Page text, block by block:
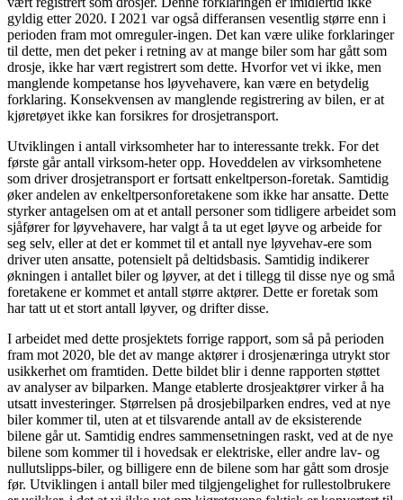
gyldig etter 2020. I 2021 var også differansen vesentlig større enn i
perioden fram mot omreguler-ingen. Det kan være ulike forklaringer
til dette, men det peker i retning av at mange biler som har gått som
drosje, ikke har vært registrert som dette. Hvorfor vet vi ikke, men
manglende kompetanse hos løyvehavere, kan være en betydelig
forklaring. Konsekvensen av manglende registrering av bilen, er at
kjøretøyet ikke kan forsikres for drosjetransport.
Utviklingen i antall virksomheter har to interessante trekk. For det
første går antall virksom-heter opp. Hoveddelen av virksomhetene
som driver drosjetransport er fortsatt enkeltperson-foretak. Samtidig
øker andelen av enkeltpersonforetakene som ikke har ansatte. Dette
styrker antagelsen om at et antall personer som tidligere arbeidet som
sjåfører for løyvehavere, har valgt å ta ut eget løyve og arbeide for
seg selv, eller at det er kommet til et antall nye løyvehav-ere som
driver uten ansatte, potensielt på deltidsbasis. Samtidig indikerer
økningen i antallet biler og løyver, at det i tillegg til disse nye og små
foretakene er kommet et antall større aktører. Dette er foretak som
har tatt ut et stort antall løyver, og drifter disse.
I arbeidet med dette prosjektets forrige rapport, som så på perioden
fram mot 2020, ble det av mange aktører i drosjenæringa utrykt stor
usikkerhet om framtiden. Dette bildet blir i denne rapporten støttet
av analyser av bilparken. Mange etablerte drosjeaktører virker å ha
utsatt investeringer. Størrelsen på drosjebilparken endres, ved at nye
biler kommer til, uten at et tilsvarende antall av de eksisterende
bilene går ut. Samtidig endres sammensetningen raskt, ved at de nye
bilene som kommer til i hovedsak er elektriske, eller andre lav- og
nullutslipps-biler, og billigere enn de bilene som har gått som drosje
før. Utviklingen i antall biler med tilgjengelighet for rullestolbrukere